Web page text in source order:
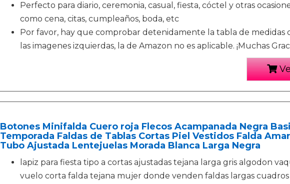
Perfecto para diario, ceremonia, casual, fiesta, cóctel y otras
como cena, citas, cumpleaños, boda, etc
Por favor, hay que comprobar detenidamente la tabla de medidas
las imagenes izquierdas, la de Amazon no es aplicable. ¡Muchas
Botones Minifalda Cuero roja Flecos Acampanada Negra
Temporada Faldas de Tablas Cortas Piel Vestidos Falda
Tubo Ajustada Lentejuelas Morada Blanca Larga Negra
lapiz para fiesta tipo a cortas ajustadas tejana larga gris algodon
vuelo corta falda tejana mujer donde venden faldas largas